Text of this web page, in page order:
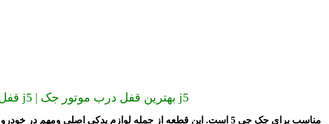
ارسال به سراسر کشور (دیگر گران نخرید) قیمت قفل درب موتور جک j5 | قفل درب موتور اصلی جک j5 | بهترین قفل درب موتور جک j5